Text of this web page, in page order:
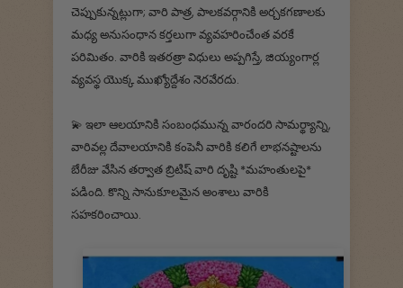
చెప్పుకున్నట్లుగా; వారి పాత్ర, పాలకవర్గానికి అర్చకగణాలకు
మధ్య అనుసంధాన కర్తలుగా వ్యవహరించేంత వరకే
పరిమితం. వారికి ఇతరత్రా విధులు అప్పగిస్తే, జియ్యంగార్ల
వ్యవస్థ యొక్క ముఖ్యోద్దేశం నెరవేరదు.
💫 ఇలా ఆలయానికి సంబంధమున్న వారందరి సామర్థ్యాన్ని,
వారివల్ల దేవాలయానికి కంపెనీ వారికి కలిగే లాభనష్టాలను
బేరీజు వేసిన తర్వాత బ్రిటిష్ వారి దృష్టి *మహంతులపై*
పడింది. కొన్ని సానుకూలమైన అంశాలు వారికి
సహకరించాయి.